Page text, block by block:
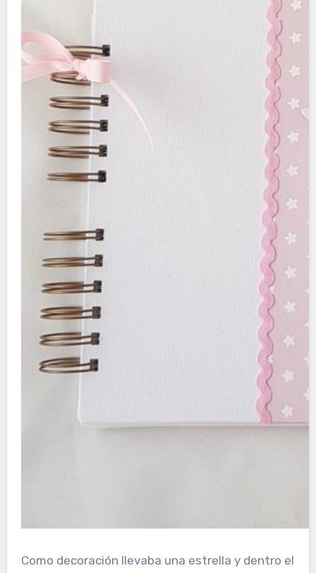
Como decoración llevaba una estrella y dentro el